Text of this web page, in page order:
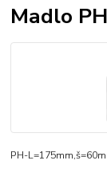
Madlo
PH-